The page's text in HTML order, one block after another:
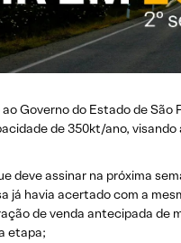
Governo do Estado de
de 350kt/ano,
deve assinar na próxima
já havia acertado com a
de venda antecipada de
etapa;